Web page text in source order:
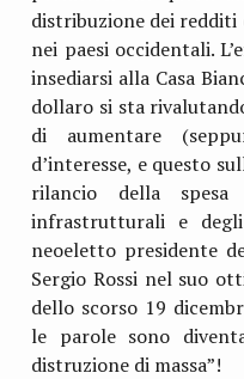
distribuzione dei redditi
nei paesi occidentali.
insediarsi alla Casa
dollaro si sta
di aumentare
d’interesse, e questo
rilancio della
infrastrutturali e
neoeletto presidente
Sergio Rossi nel suo
dello scorso 19
le parole sono
distruzione di massa”!